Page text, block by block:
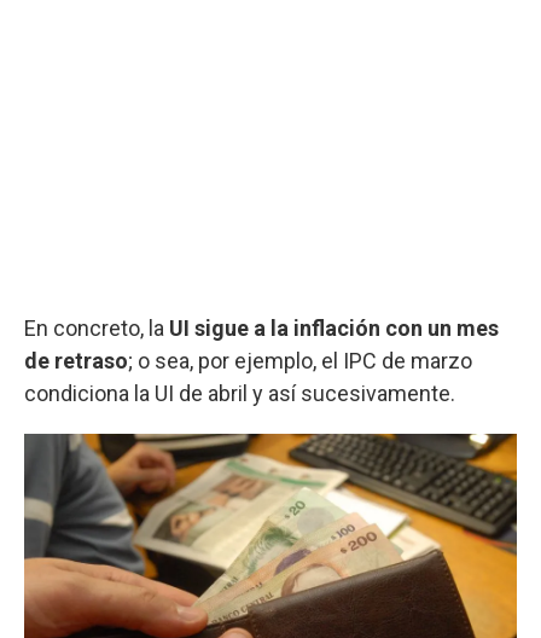
En concreto, la UI sigue a la inflación con un mes
de retraso; o sea, por ejemplo, el IPC de marzo
condiciona la UI de abril y así sucesivamente.